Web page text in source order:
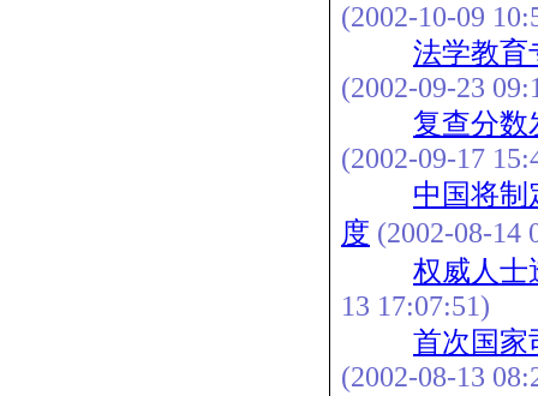
(2002-10-09
法学教育
(2002-09-23
复查分数
(2002-09-17
中国将制
度 (2002-08-14
权威人士
13 17:07:51)
首次国家
(2002-08-13